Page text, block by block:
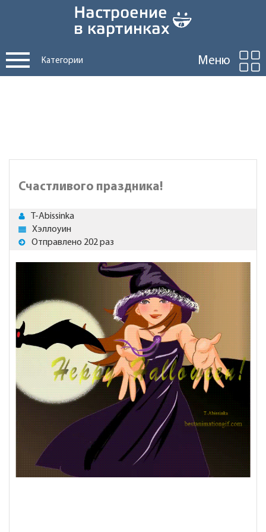
Категории Меню
Счастливого праздника!
T-Abissinka
Хэллоуин
Отправлено 202 раз